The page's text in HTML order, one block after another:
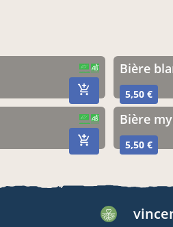
bière
5,50 €
bière
5,50 €